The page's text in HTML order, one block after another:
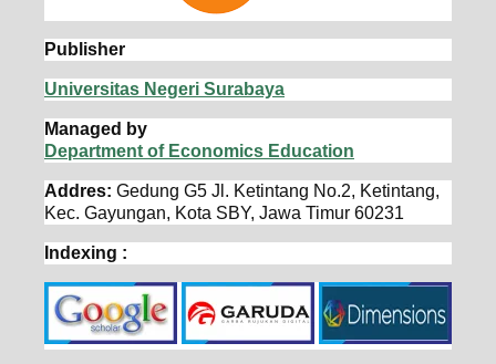
Publisher
Universitas Negeri Surabaya
Managed by
Department of Economics Education
Addres: Gedung G5 Jl. Ketintang No.2, Ketintang,
Kec. Gayungan, Kota SBY, Jawa Timur 60231
Indexing :